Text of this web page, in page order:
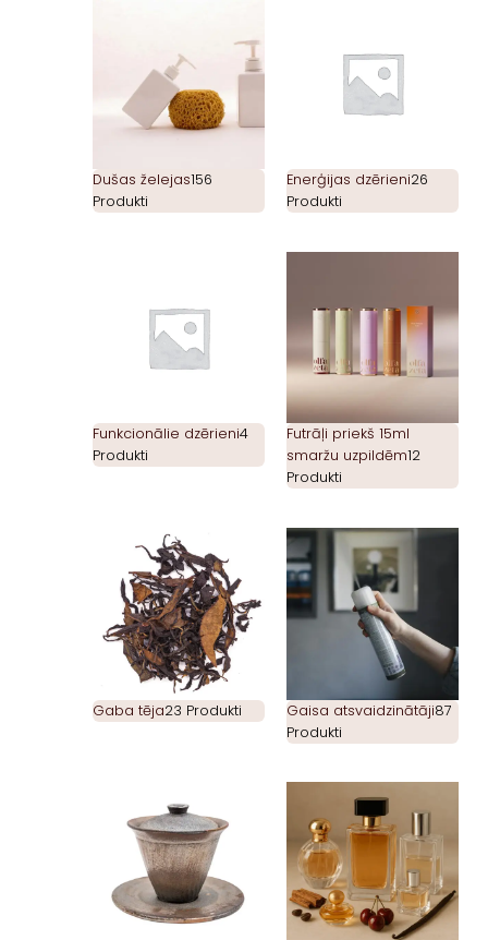
Dušas želejas156
Produkti
Enerģijas dzērieni26
Produkti
Funkcionālie dzērieni4
Produkti
Futrāļi priekš 15ml
smaržu uzpildēm12
Produkti
Gaba tēja23 Produkti Gaisa atsvaidzinātāji87
Produkti